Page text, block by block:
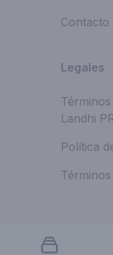
Contacto
Legales
Landhi
Política
los derechos reservados